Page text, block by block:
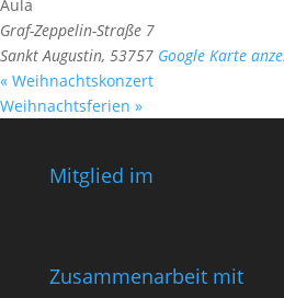
Aula
Graf-Zeppelin-Straße 7
Sankt Augustin, 53757 Google Karte
« Weihnachtskonzert
Weihnachtsferien »
Mitglied im
Zusammenarbeit mit